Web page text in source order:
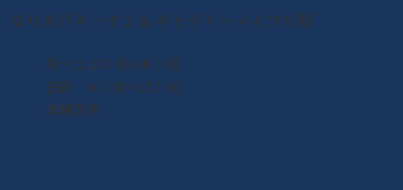
ゆりあげキッチン＆ギャラリーメイプル館
月〜土 10：00-16：00
日祝 6：00〜13：00
木曜定休